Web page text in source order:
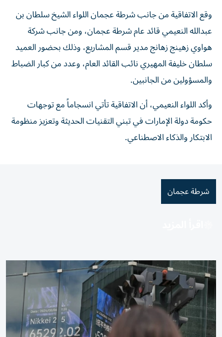
وقع الاتفاقية من جانب شرطة عجمان اللواء الشيخ سلطان بن
عبدالله النعيمي قائد عام شرطة عجمان، ومن جانب شركة
هواوي زهينج زهانج مدير قسم المشاريع، وذلك بحضور العميد
سلطان خليفة المهيري نائب القائد العام، وعدد من كبار الضباط
والمسؤولين من الجانبين.
وأكد اللواء النعيمي، أن الاتفاقية تأتي انسجاماً مع توجهات
حكومة دولة الإمارات في تبني التقنيات الحديثة وتعزيز منظومة
الابتكار والذكاء الاصطناعي.
شرطة عجمان